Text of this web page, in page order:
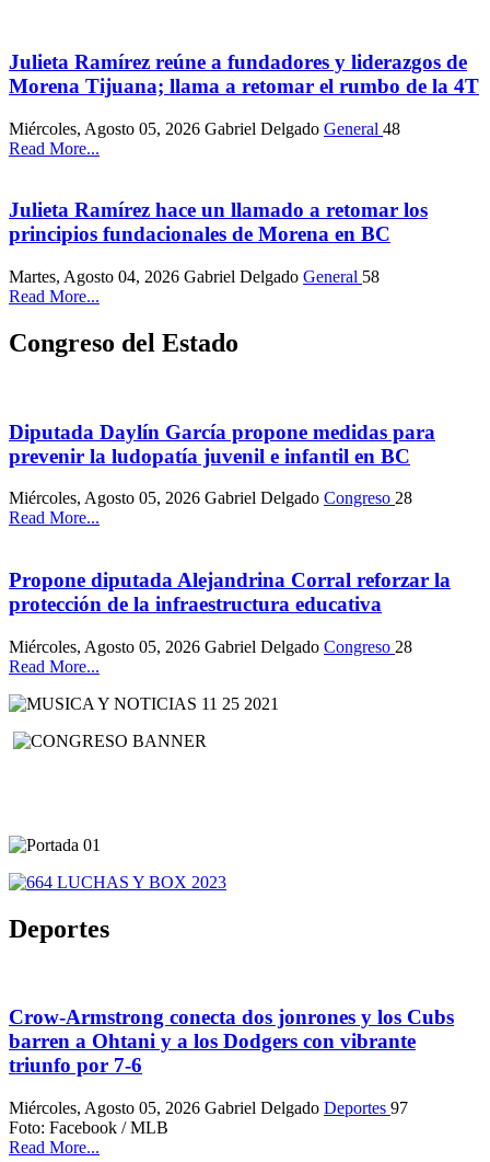
Julieta Ramírez reúne a fundadores y liderazgos de
Morena Tijuana; llama a retomar el rumbo de la 4T
Miércoles, Agosto 05, 2026 Gabriel Delgado General 48
Read More...
Julieta Ramírez hace un llamado a retomar los
principios fundacionales de Morena en BC
Martes, Agosto 04, 2026 Gabriel Delgado General 58
Read More...
Congreso del Estado
Diputada Daylín García propone medidas para
prevenir la ludopatía juvenil e infantil en BC
Miércoles, Agosto 05, 2026 Gabriel Delgado Congreso 28
Read More...
Propone diputada Alejandrina Corral reforzar la
protección de la infraestructura educativa
Miércoles, Agosto 05, 2026 Gabriel Delgado Congreso 28
Read More...
Deportes
Crow-Armstrong conecta dos jonrones y los Cubs
barren a Ohtani y a los Dodgers con vibrante
triunfo por 7-6
Miércoles, Agosto 05, 2026 Gabriel Delgado Deportes 97
Foto: Facebook / MLB
Read More...